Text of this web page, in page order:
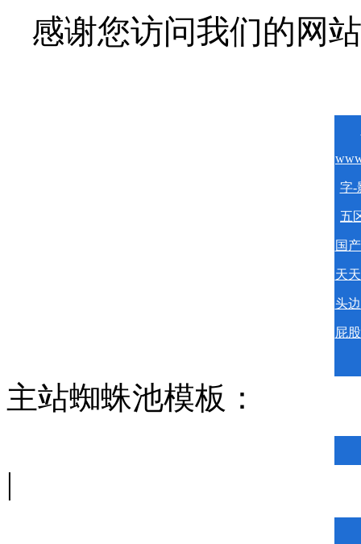
感谢您访问我们的网
字-
五
国
天
头
屁
主站蜘蛛池模板：
|